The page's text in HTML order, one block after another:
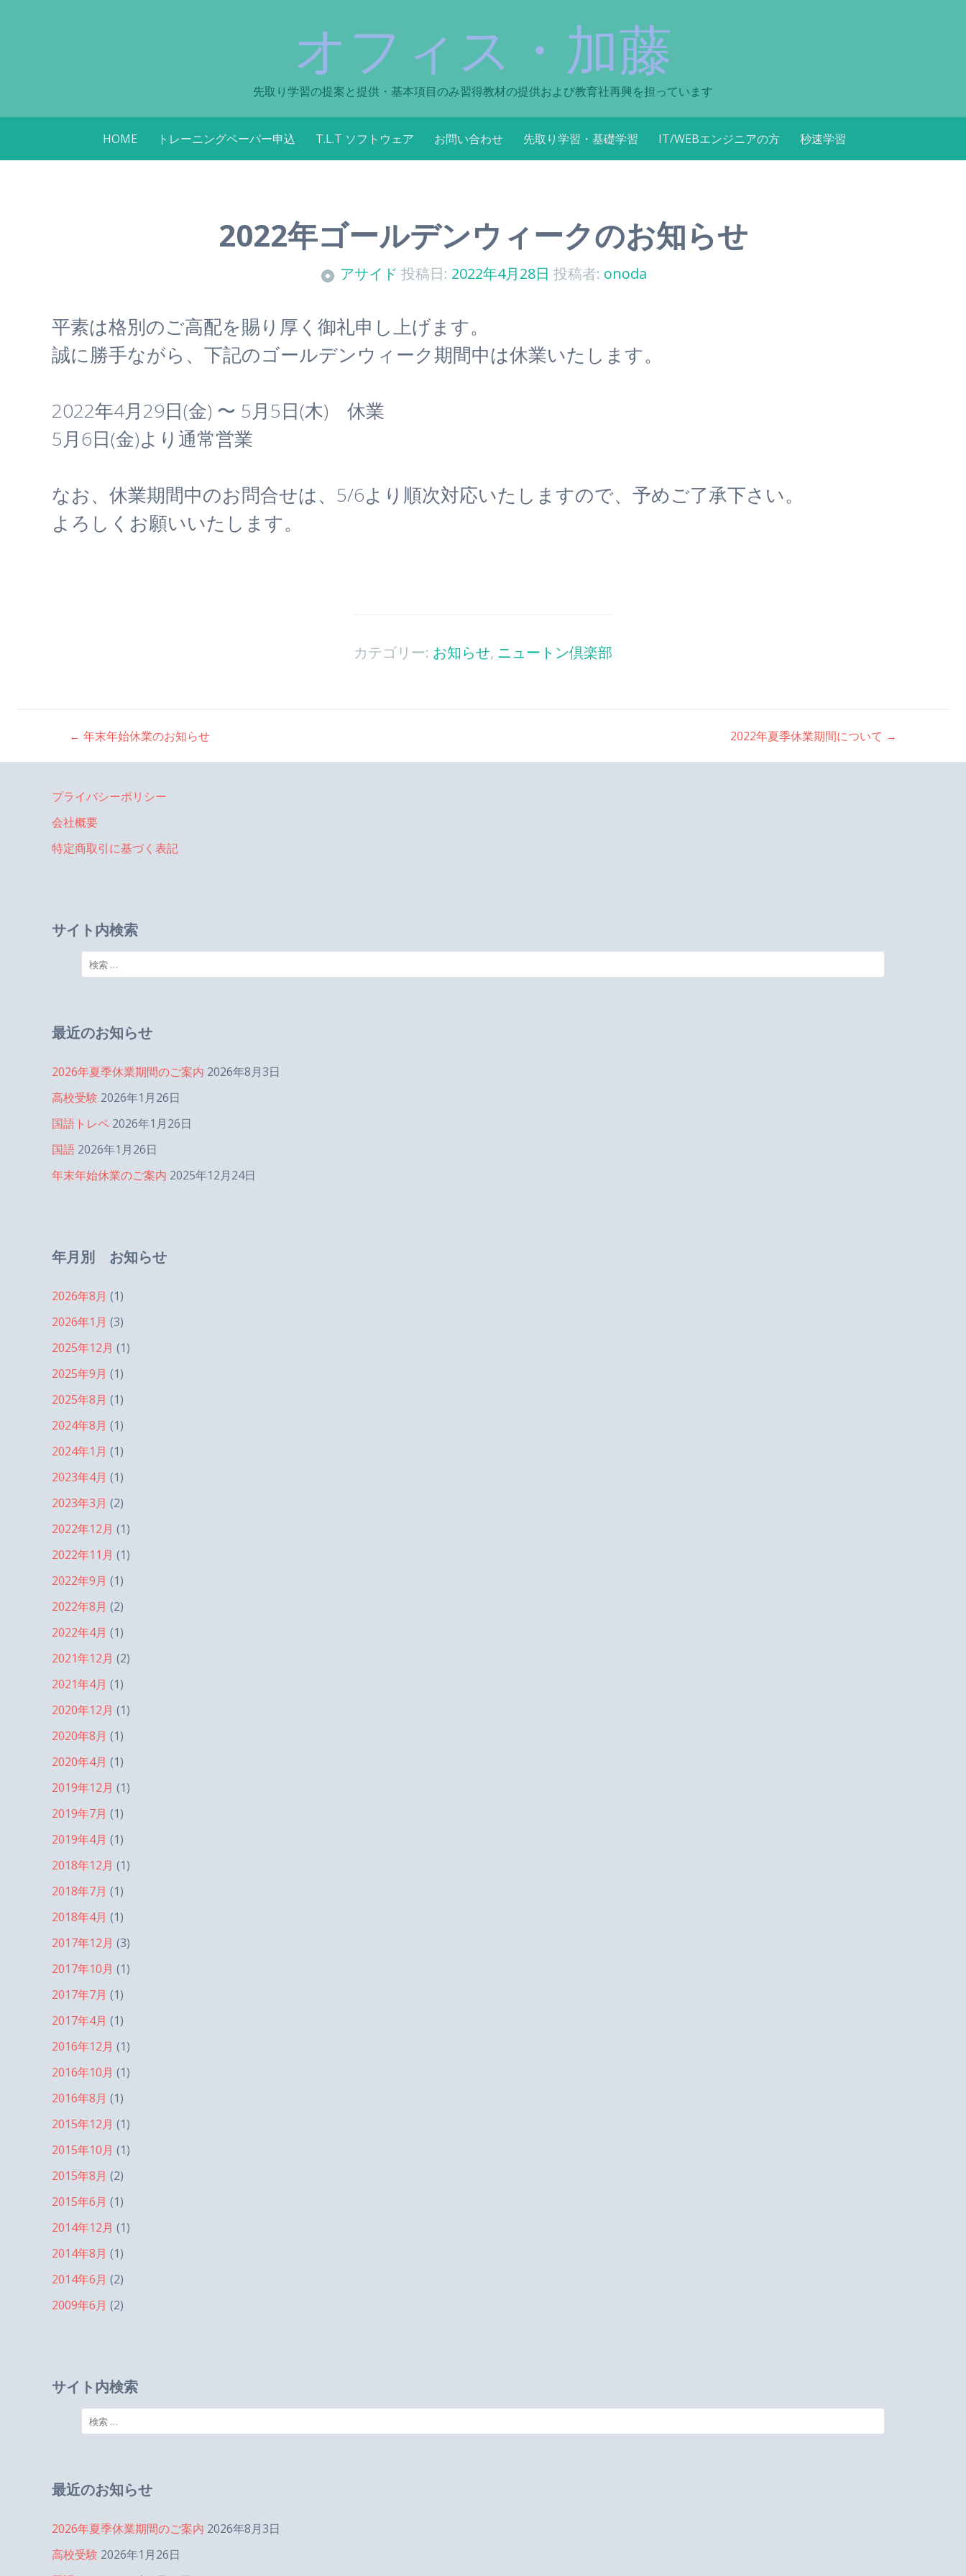
オフィス・加藤
先取り学習の提案と提供・基本項目のみ習得教材の提供および教育社再興を担っています
テ
HOME トレーニングペーパー申込 T.L.T ソフトウェア お問い合わせ 先取り学習・基礎学習 IT/WEBエンジニアの方 秒速学習
2022年ゴールデンウィークのお知らせ
アサイド 投稿日: 2022年4月28日 投稿者: onoda
平素は格別のご高配を賜り厚く御礼申し上げます。
誠に勝手ながら、下記のゴールデンウィーク期間中は休業いたします。
2022年4月29日(金) 〜 5月5日(木) 休業
5月6日(金)より通常営業
なお、休業期間中のお問合せは、5/6より順次対応いたしますので、予めご了承下さい。
よろしくお願いいたします。
カテゴリー: お知らせ, ニュートン倶楽部
投
稿
ナ
ゲ
ー
シ
ョ
ン
← 年末年始休業のお知らせ 2022年夏季休業期間について →
プライバシーポリシー
会社概要
特定商取引に基づく表記
サイト内検索
最近のお知らせ
2026年夏季休業期間のご案内 2026年8月3日
高校受験 2026年1月26日
国語トレペ 2026年1月26日
国語 2026年1月26日
年末年始休業のご案内 2025年12月24日
年月別 お知らせ
2026年8月 (1)
2026年1月 (3)
2025年12月 (1)
2025年9月 (1)
2025年8月 (1)
2024年8月 (1)
2024年1月 (1)
2023年4月 (1)
2023年3月 (2)
2022年12月 (1)
2022年11月 (1)
2022年9月 (1)
2022年8月 (2)
2022年4月 (1)
2021年12月 (2)
2021年4月 (1)
2020年12月 (1)
2020年8月 (1)
2020年4月 (1)
2019年12月 (1)
2019年7月 (1)
2019年4月 (1)
2018年12月 (1)
2018年7月 (1)
2018年4月 (1)
2017年12月 (3)
2017年10月 (1)
2017年7月 (1)
2017年4月 (1)
2016年12月 (1)
2016年10月 (1)
2016年8月 (1)
2015年12月 (1)
2015年10月 (1)
2015年8月 (2)
2015年6月 (1)
2014年12月 (1)
2014年8月 (1)
2014年6月 (2)
2009年6月 (2)
サイト内検索
最近のお知らせ
2026年夏季休業期間のご案内 2026年8月3日
高校受験 2026年1月26日